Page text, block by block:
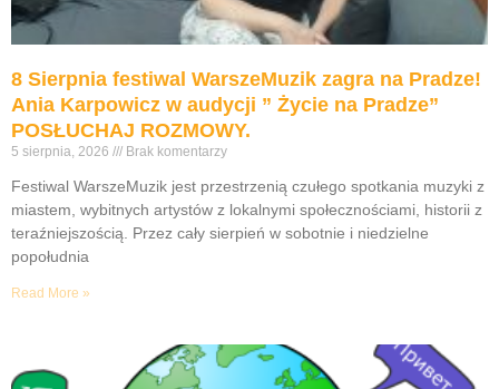
8 Sierpnia festiwal WarszeMuzik zagra na Pradze!
Ania Karpowicz w audycji ” Życie na Pradze”
POSŁUCHAJ ROZMOWY.
5 sierpnia, 2026 Brak komentarzy
Festiwal WarszeMuzik jest przestrzenią czułego spotkania muzyki z
miastem, wybitnych artystów z lokalnymi społecznościami, historii z
teraźniejszością. Przez cały sierpień w sobotnie i niedzielne
popołudnia
Read More »